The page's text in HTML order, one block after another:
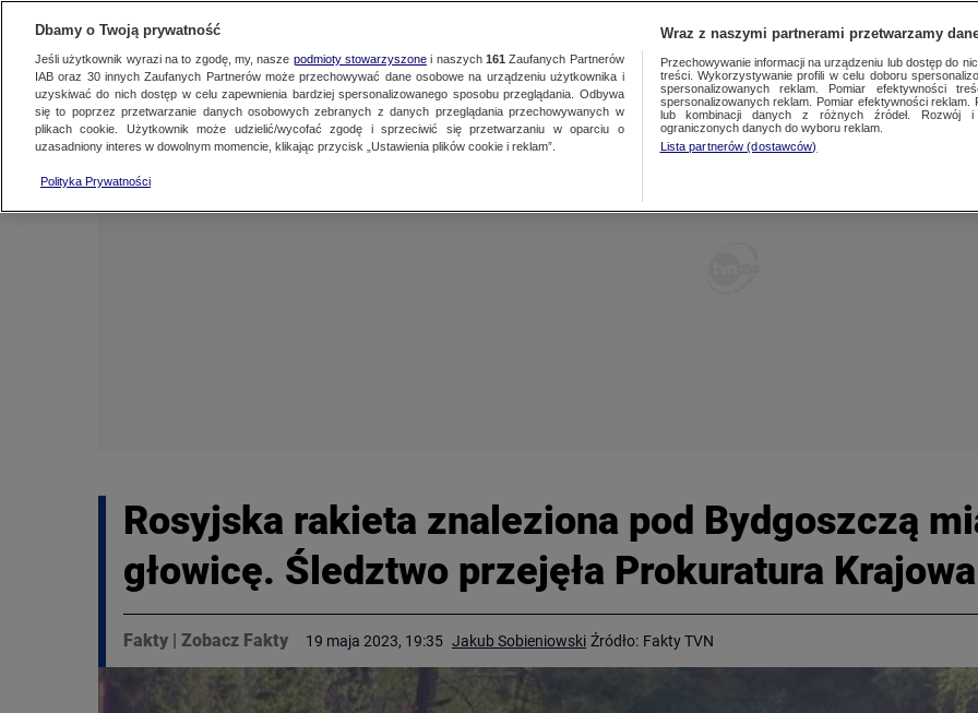
FAKTY PO FAKTACH FAKTY O ŚWIECIE
Rosyjska rakieta znaleziona pod Bydgoszczą
głowicę. Śledztwo przejęła Prokuratura Krajowa
Fakty | Zobacz Fakty 19 maja 2023, 19:35 Jakub Sobieniowski Źródło: Fakty TVN
Dbamy o Twoją prywatność
Jeśli użytkownik wyrazi na to zgodę, my, nasze podmioty stowarzyszonei naszych 161 Zaufanych Partnerów
IAB oraz 30innych Zaufanych Partnerów może przechowywać dane osobowe na urządzeniu użytkownika i
uzyskiwać do nich dostęp w celu zapewnienia bardziej spersonalizowanego sposobu przeglądania. Odbywa
się to poprzez przetwarzanie danych osobowych zebranych z danych przeglądania przechowywanych w
plikach cookie. Użytkownik może udzielić/wycofać zgodę i sprzeciwić się przetwarzaniu w oparciu o
uzasadniony interes w dowolnym momencie, klikając przycisk „Ustawienia plików cookie i reklam”.
Polityka Prywatności
Wraz z naszymi partnerami przetwarzamy
Przechowywanie informacji na urządzeniu lub dostęp do
treści. Wykorzystywanie profili w celu doboru
spersonalizowanych reklam. Pomiar efektywności
spersonalizowanych reklam. Pomiar efektywności
lub kombinacji danych z różnych źródeł. Rozwój i
ograniczonych danych do wyboru reklam.
Lista partnerów (dostawców)